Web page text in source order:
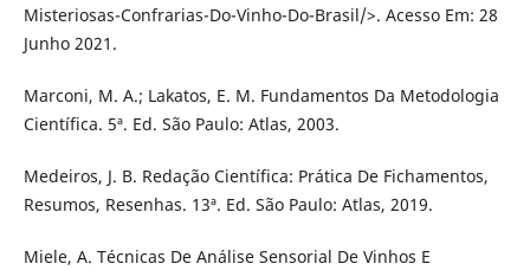
Misteriosas-Confrarias-Do-Vinho-Do-Brasil/>. Acesso Em: 28
Junho 2021.
Marconi, M. A.; Lakatos, E. M. Fundamentos Da Metodologia
Científica. 5ª. Ed. São Paulo: Atlas, 2003.
Medeiros, J. B. Redação Científica: Prática De Fichamentos,
Resumos, Resenhas. 13ª. Ed. São Paulo: Atlas, 2019.
Miele, A. Técnicas De Análise Sensorial De Vinhos E